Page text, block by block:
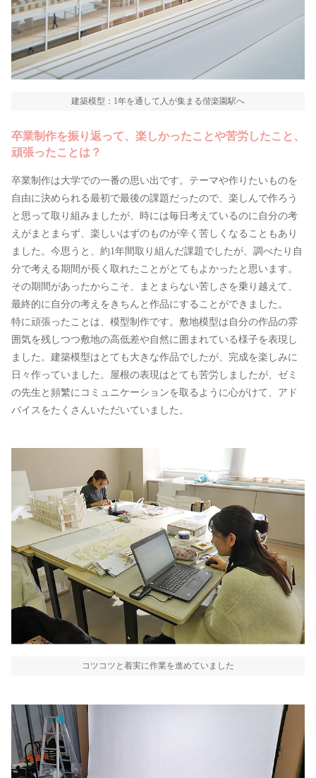
建築模型：1年を通して人が集まる偕楽園駅へ
卒業制作を振り返って、楽しかったことや苦労したこと、
頑張ったことは？
卒業制作は大学での一番の思い出です。テーマや作りたいものを
自由に決められる最初で最後の課題だったので、楽しんで作ろう
と思って取り組みましたが、時には毎日考えているのに自分の考
えがまとまらず、楽しいはずのものが辛く苦しくなることもあり
ました。今思うと、約1年間取り組んだ課題でしたが、調べたり自
分で考える期間が長く取れたことがとてもよかったと思います。
その期間があったからこそ、まとまらない苦しさを乗り越えて、
最終的に自分の考えをきちんと作品にすることができました。
特に頑張ったことは、模型制作です。敷地模型は自分の作品の雰
囲気を残しつつ敷地の高低差や自然に囲まれている様子を表現し
ました。建築模型はとても大きな作品でしたが、完成を楽しみに
日々作っていました。屋根の表現はとても苦労しましたが、ゼミ
の先生と頻繁にコミュニケーションを取るように心がけて、アド
バイスをたくさんいただいていました。
コツコツと着実に作業を進めていました